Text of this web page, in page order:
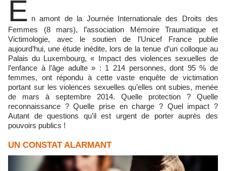
E n amont de la Journée Internationale des Droits des
Femmes (8 mars), l’association Mémoire Traumatique et
Victimologie, avec le soutien de l’Unicef France publie
aujourd’hui, une étude inédite, lors de la tenue d’un colloque au
Palais du Luxembourg, « Impact des violences sexuelles de
l’enfance à l’âge adulte » : 1 214 personnes, dont 95 % de
femmes, ont répondu à cette vaste enquête de victimation
portant sur les violences sexuelles qu’elles ont subies, menée
de mars à septembre 2014. Quelle protection ? Quelle
reconnaissance ? Quelle prise en charge ? Quel impact ?
Autant de questions qu’il est urgent de porter auprès des
pouvoirs publics !
UN CONSTAT ALARMANT